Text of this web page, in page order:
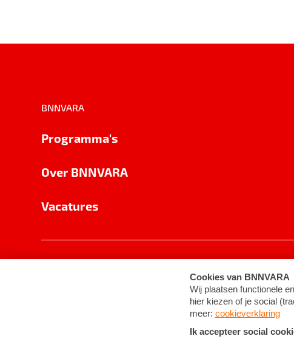
BNNVARA
Programma's
Over BNNVARA
Vacatures
Cookie-instellingen Algemene